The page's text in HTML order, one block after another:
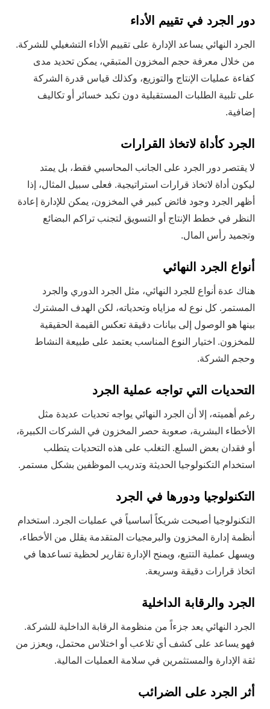
دور الجرد في تقييم الأداء
الجرد النهائي يساعد الإدارة على تقييم الأداء التشغيلي للشركة.
من خلال معرفة حجم المخزون المتبقي، يمكن تحديد مدى
كفاءة عمليات الإنتاج والتوزيع، وكذلك قياس قدرة الشركة
على تلبية الطلبات المستقبلية دون تكبد خسائر أو تكاليف
إضافية.
الجرد كأداة لاتخاذ القرارات
لا يقتصر دور الجرد على الجانب المحاسبي فقط، بل يمتد
ليكون أداة لاتخاذ قرارات استراتيجية. فعلى سبيل المثال، إذا
أظهر الجرد وجود فائض كبير في المخزون، يمكن للإدارة إعادة
النظر في خطط الإنتاج أو التسويق لتجنب تراكم البضائع
وتجميد رأس المال.
أنواع الجرد النهائي
هناك عدة أنواع للجرد النهائي، مثل الجرد الدوري والجرد
المستمر. كل نوع له مزاياه وتحدياته، لكن الهدف المشترك
بينها هو الوصول إلى بيانات دقيقة تعكس القيمة الحقيقية
للمخزون. اختيار النوع المناسب يعتمد على طبيعة النشاط
وحجم الشركة.
التحديات التي تواجه عملية الجرد
رغم أهميته، إلا أن الجرد النهائي يواجه تحديات عديدة مثل
الأخطاء البشرية، صعوبة حصر المخزون في الشركات الكبيرة،
أو فقدان بعض السلع. التغلب على هذه التحديات يتطلب
استخدام التكنولوجيا الحديثة وتدريب الموظفين بشكل مستمر.
التكنولوجيا ودورها في الجرد
التكنولوجيا أصبحت شريكاً أساسياً في عمليات الجرد. استخدام
أنظمة إدارة المخزون والبرمجيات المتقدمة يقلل من الأخطاء،
ويسهل عملية التتبع، ويمنح الإدارة تقارير لحظية تساعدها في
اتخاذ قرارات دقيقة وسريعة.
الجرد والرقابة الداخلية
الجرد النهائي يعد جزءاً من منظومة الرقابة الداخلية للشركة.
فهو يساعد على كشف أي تلاعب أو اختلاس محتمل، ويعزز من
ثقة الإدارة والمستثمرين في سلامة العمليات المالية.
أثر الجرد على الضرائب